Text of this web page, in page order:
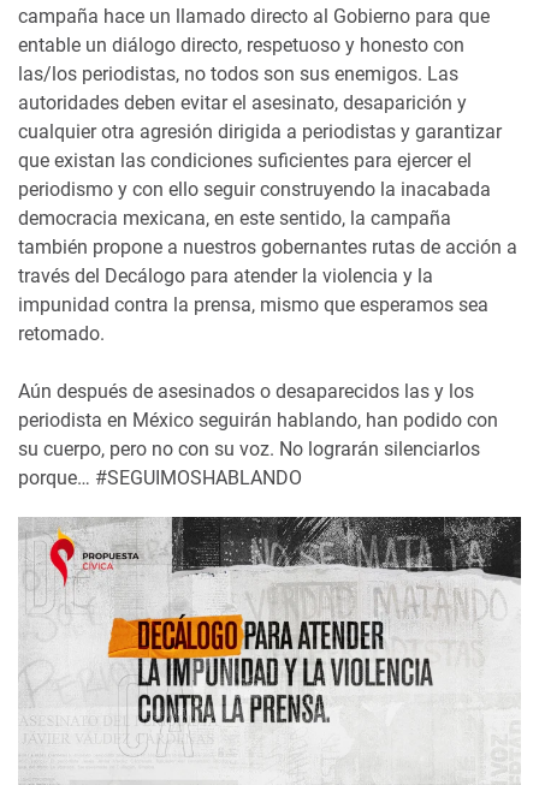
campaña hace un llamado directo al Gobierno para que
entable un diálogo directo, respetuoso y honesto con
las/los periodistas, no todos son sus enemigos. Las
autoridades deben evitar el asesinato, desaparición y
cualquier otra agresión dirigida a periodistas y garantizar
que existan las condiciones suficientes para ejercer el
periodismo y con ello seguir construyendo la inacabada
democracia mexicana, en este sentido, la campaña
también propone a nuestros gobernantes rutas de acción a
través del Decálogo para atender la violencia y la
impunidad contra la prensa, mismo que esperamos sea
retomado.
Aún después de asesinados o desaparecidos las y los
periodista en México seguirán hablando, han podido con
su cuerpo, pero no con su voz. No lograrán silenciarlos
porque… #SEGUIMOSHABLANDO